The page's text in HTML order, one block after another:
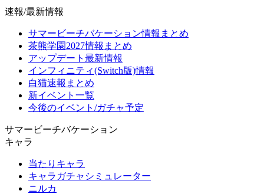
速報/最新情報
サマービーチバケーション情報まとめ
茶熊学園2027情報まとめ
アップデート最新情報
インフィニティ(Switch版)情報
白猫速報まとめ
新イベント一覧
今後のイベント/ガチャ予定
サマービーチバケーション
キャラ
当たりキャラ
キャラガチャシミュレーター
ニルカ